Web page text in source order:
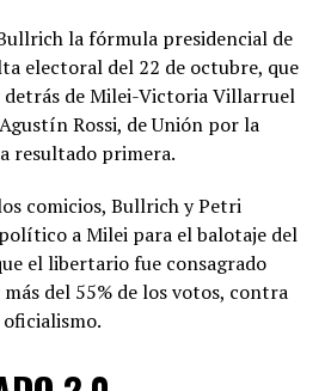
la fórmula presidencial de
electoral del 22 de octubre, que
de Milei-Victoria Villarruel
Rossi, de Unión por la
resultado primera.
comicios, Bullrich y Petri
a Milei para el balotaje del
el libertario fue consagrado
del 55% de los votos, contra